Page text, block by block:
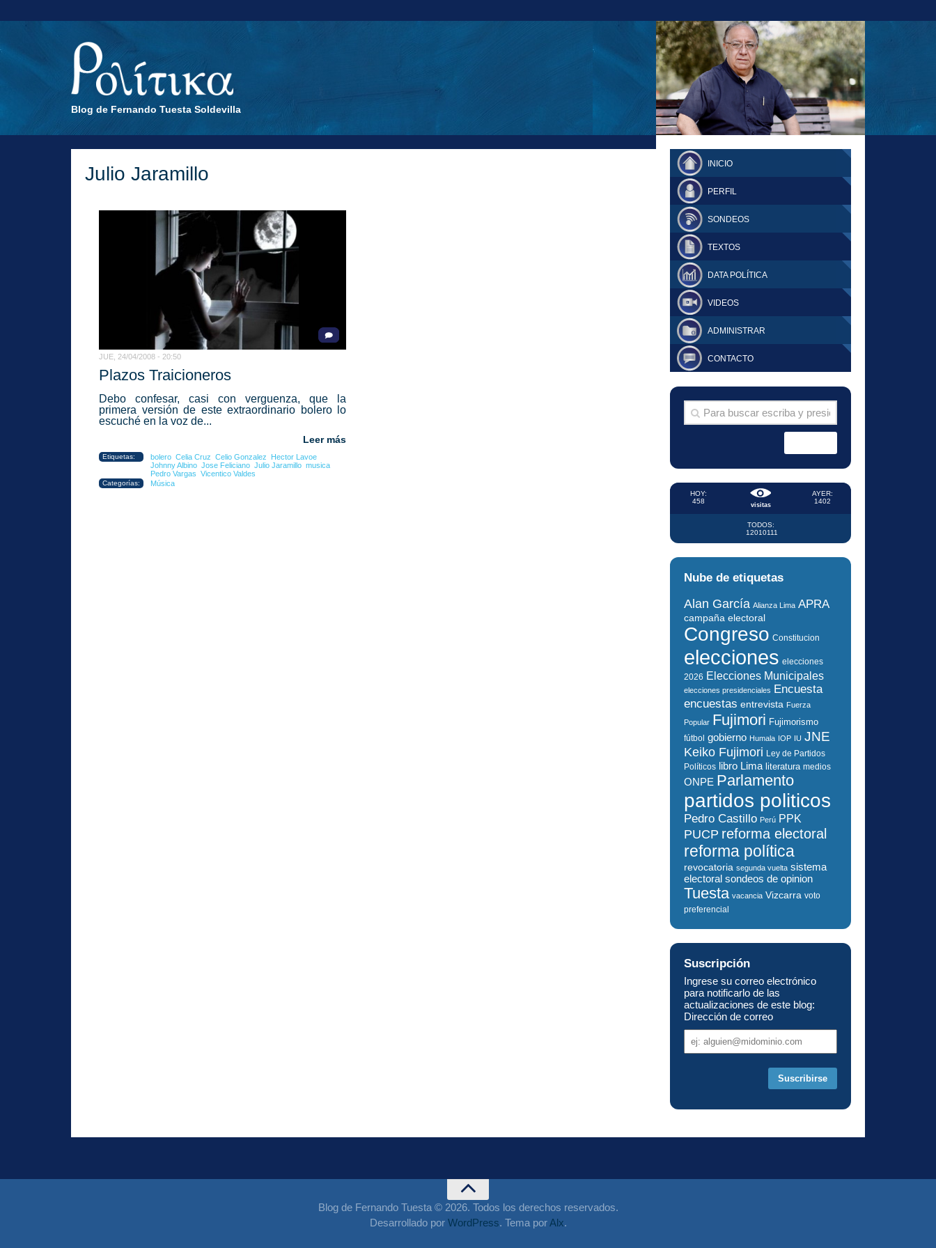
Blog de Fernando Tuesta Soldevilla
FERNANDO TUESTA SUPLEMENTO
DOMINGO
Julio Jaramillo
JUE, 24/04/2008 - 20:50
Plazos Traicioneros
Debo confesar, casi con verguenza, que la
primera versión de este extraordinario bolero lo
escuché en la voz de...
Leer más
Etiquetas: bolero Celia Cruz Celio Gonzalez
Hector Lavoe
Johnny Albino Jose Feliciano Julio Jaramillo musica
Pedro Vargas Vicentico Valdes
Categorías: Música
INICIO
PERFIL
SONDEOS
TEXTOS
DATA POLÍTICA
VIDEOS
ADMINISTRAR
CONTACTO
visitas
HOY:
458
AYER:
1402
TODOS:
12010111
Nube de etiquetas
Alan García Alianza Lima APRA
campaña electoral
Congreso Constitucion
elecciones elecciones
2026 Elecciones Municipales
elecciones presidenciales Encuesta
encuestas entrevista Fuerza
Popular Fujimori Fujimorismo
fútbol gobierno Humala IOP IU JNE
Keiko Fujimori Ley de Partidos
Políticos libro Lima literatura medios
ONPE Parlamento
partidos politicos
Pedro Castillo Perú PPK
PUCP reforma electoral
reforma política
revocatoria segunda vuelta sistema
electoral sondeos de opinion
Tuesta vacancia Vizcarra voto
preferencial
Suscripción
Ingrese su correo electrónico
para notificarlo de las
actualizaciones de este blog:
Dirección de correo
de
Blog de Fernando Tuesta © 2026. Todos los derechos reservados.
Desarrollado por WordPress. Tema porAlx.